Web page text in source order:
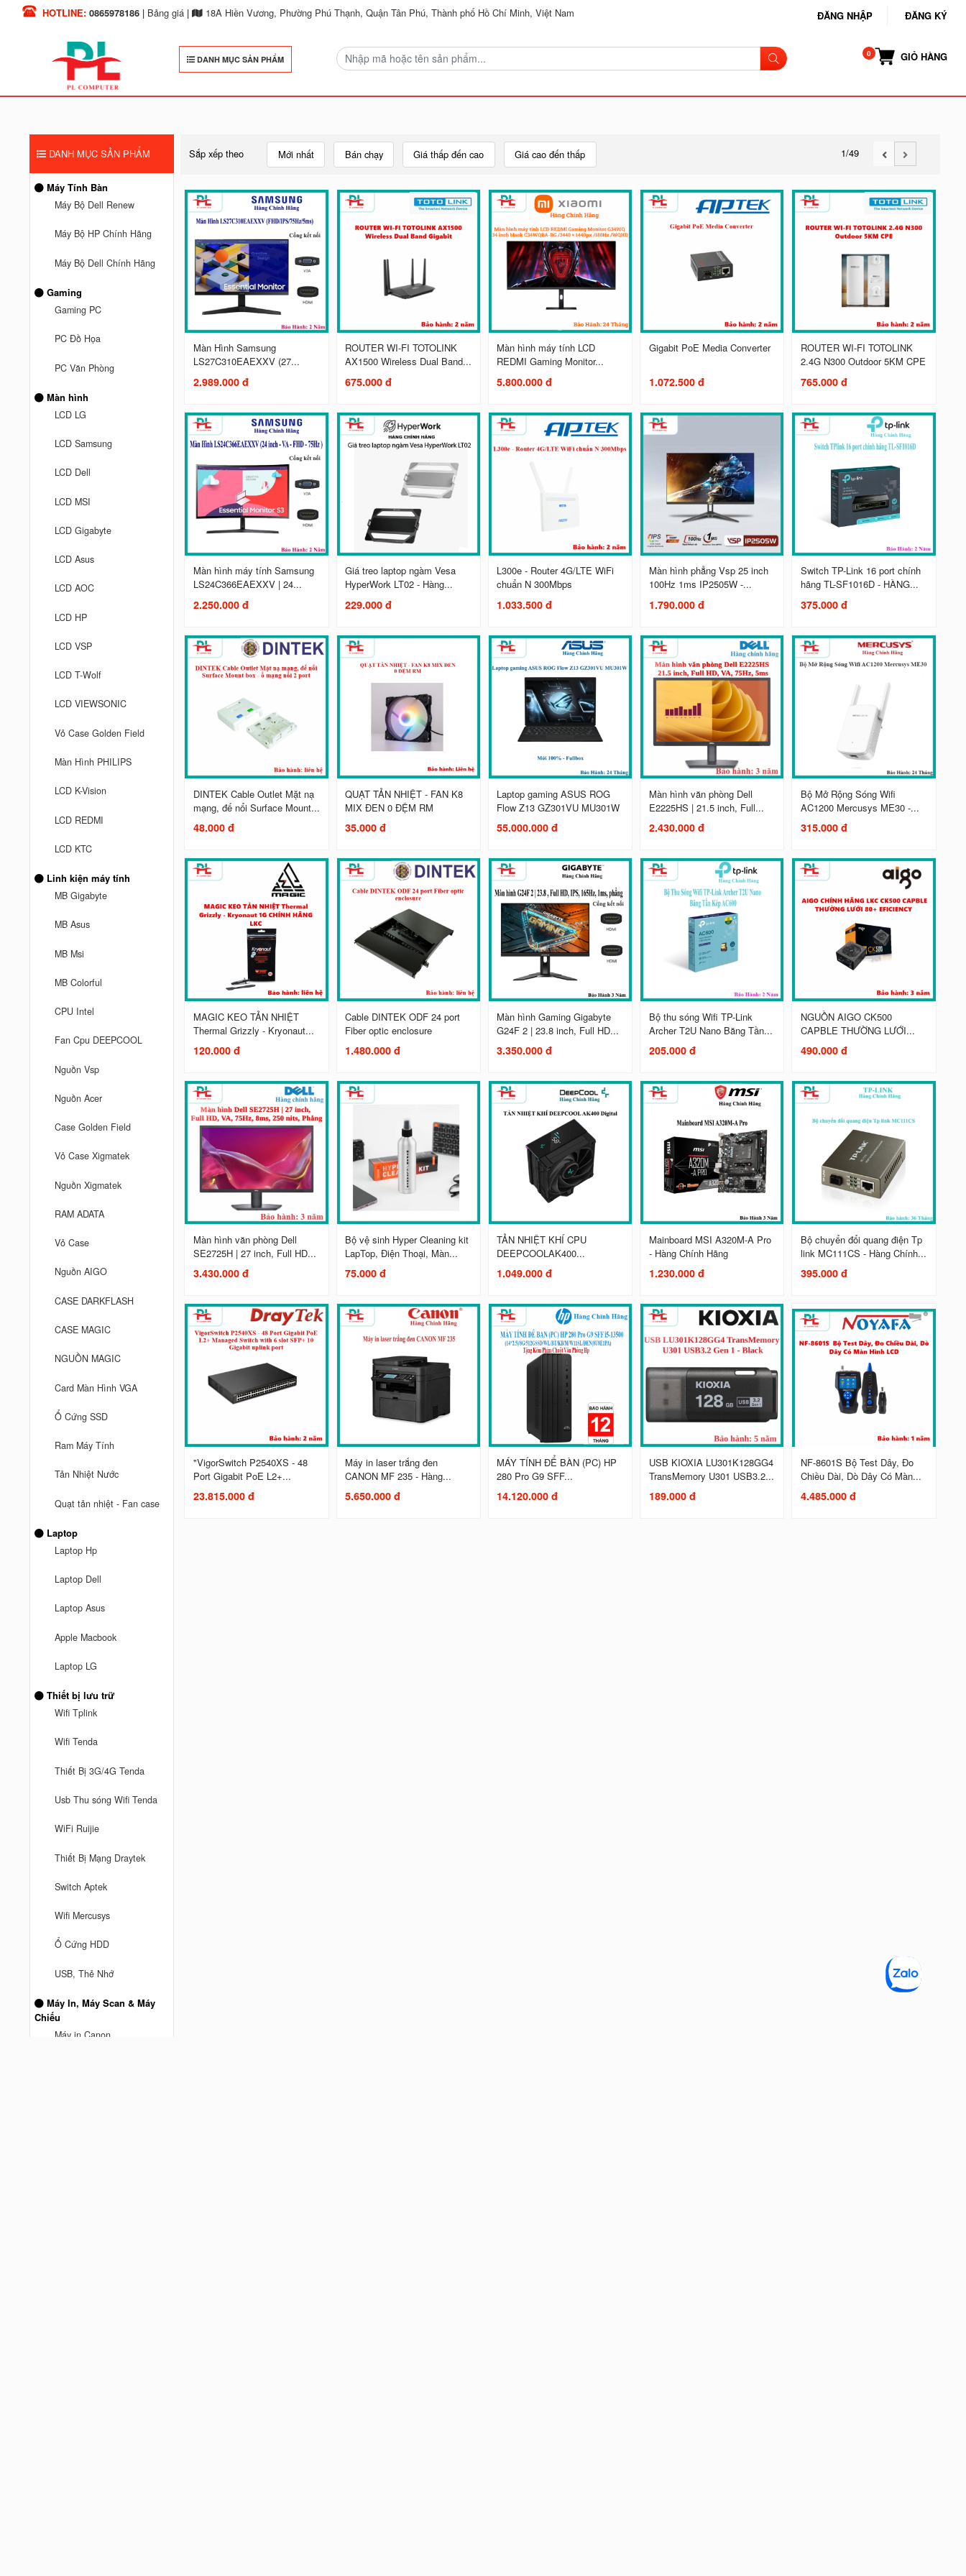
HOTLINE: 0865978186| Bảng giá| 18A Hiền Vương, Phường Phú Thạnh, Quận Tân Phú, Thành phố Hồ Chí Minh, Việt Nam ĐĂNG NHẬP ĐĂNG KÝ
DANH MỤC SẢN PHẨM GIỎ HÀNG
Minh
vừa mua
Mesh Wifi TPLink DECO M5 3
hãng
DANH MỤC SẢN PHẨM
Máy Tính Bàn
Máy Bộ Dell Renew
Máy Bộ HP Chính Hãng
Máy Bộ Dell Chính Hãng
Gaming
Gaming PC
PC Đồ Họa
PC Văn Phòng
Màn hình
LCD LG
LCD Samsung
LCD Dell
LCD MSI
LCD Gigabyte
LCD Asus
LCD AOC
LCD HP
LCD VSP
LCD T-Wolf
LCD VIEWSONIC
Vỏ Case Golden Field
Màn Hình PHILIPS
LCD K-Vision
LCD REDMI
LCD KTC
Linh kiện máy tính
MB Gigabyte
MB Asus
MB Msi
MB Colorful
CPU Intel
Fan Cpu DEEPCOOL
Nguồn Vsp
Nguồn Acer
Case Golden Field
Vỏ Case Xigmatek
Nguồn Xigmatek
RAM ADATA
Vỏ Case
Nguồn AIGO
CASE DARKFLASH
CASE MAGIC
NGUỒN MAGIC
Card Màn Hình VGA
Ổ Cứng SSD
Ram Máy Tính
Tản Nhiệt Nước
Quạt tản nhiệt - Fan case
Laptop
Laptop Hp
Laptop Dell
Laptop Asus
Apple Macbook
Laptop LG
Thiết bị lưu trữ
Wifi Tplink
Wifi Tenda
Thiết Bị 3G/4G Tenda
Usb Thu sóng Wifi Tenda
WiFi Ruijie
Thiết Bị Mạng Draytek
Switch Aptek
Wifi Mercusys
Ổ Cứng HDD
USB, Thẻ Nhớ
Máy In, Máy Scan & Máy
Chiếu
Máy in Canon
Sắp xếp theo Mới nhất Bán chạy Giá thấp đến cao Giá cao đến thấp 1/49
Màn Hình Samsung
LS27C310EAEXXV (27...
2.989.000 đ
ROUTER WI-FI TOTOLINK
AX1500 Wireless Dual Band...
675.000 đ
Màn hình máy tính LCD
REDMI Gaming Monitor...
5.800.000 đ
Gigabit PoE Media Converter
1.072.500 đ
ROUTER WI-FI TOTOLINK
2.4G N300 Outdoor 5KM CPE
765.000 đ
Màn hình máy tính Samsung
LS24C366EAEXXV | 24...
2.250.000 đ
Giá treo laptop ngàm Vesa
HyperWork LT02 - Hàng...
229.000 đ
L300e - Router 4G/LTE WiFi
chuẩn N 300Mbps
1.033.500 đ
Màn hình phẳng Vsp 25 inch
100Hz 1ms IP2505W -...
1.790.000 đ
Switch TP-Link 16 port chính
hãng TL-SF1016D - HÀNG...
375.000 đ
DINTEK Cable Outlet Mặt nạ
mạng, đế nổi Surface Mount...
48.000 đ
QUẠT TẢN NHIỆT - FAN K8
MIX ĐEN 0 ĐỆM RM
35.000 đ
Laptop gaming ASUS ROG
Flow Z13 GZ301VU MU301W
55.000.000 đ
Màn hình văn phòng Dell
E2225HS | 21.5 inch, Full...
2.430.000 đ
Bộ Mở Rộng Sóng Wifi
AC1200 Mercusys ME30 -...
315.000 đ
MAGIC KEO TẢN NHIỆT
Thermal Grizzly - Kryonaut...
120.000 đ
Cable DINTEK ODF 24 port
Fiber optic enclosure
1.480.000 đ
Màn hình Gaming Gigabyte
G24F 2 | 23.8 inch, Full HD...
3.350.000 đ
Bộ thu sóng Wifi TP-Link
Archer T2U Nano Băng Tần...
205.000 đ
NGUỒN AIGO CK500
CAPBLE THƯỜNG LƯỚI...
490.000 đ
Màn hình văn phòng Dell
SE2725H | 27 inch, Full HD...
3.430.000 đ
Bộ vệ sinh Hyper Cleaning kit
LapTop, Điện Thoại, Màn...
75.000 đ
TẢN NHIỆT KHÍ CPU
DEEPCOOLAK400...
1.049.000 đ
Mainboard MSI A320M-A Pro
- Hàng Chính Hãng
1.230.000 đ
Bộ chuyển đổi quang điện Tp
link MC111CS - Hàng Chính...
395.000 đ
"VigorSwitch P2540XS - 48
Port Gigabit PoE L2+...
23.815.000 đ
Máy in laser trắng đen
CANON MF 235 - Hàng...
5.650.000 đ
MÁY TÍNH ĐỂ BÀN (PC) HP
280 Pro G9 SFF...
14.120.000 đ
USB KIOXIA LU301K128GG4
TransMemory U301 USB3.2...
189.000 đ
NF-8601S Bộ Test Dây, Đo
Chiều Dài, Dò Dây Có Màn...
4.485.000 đ